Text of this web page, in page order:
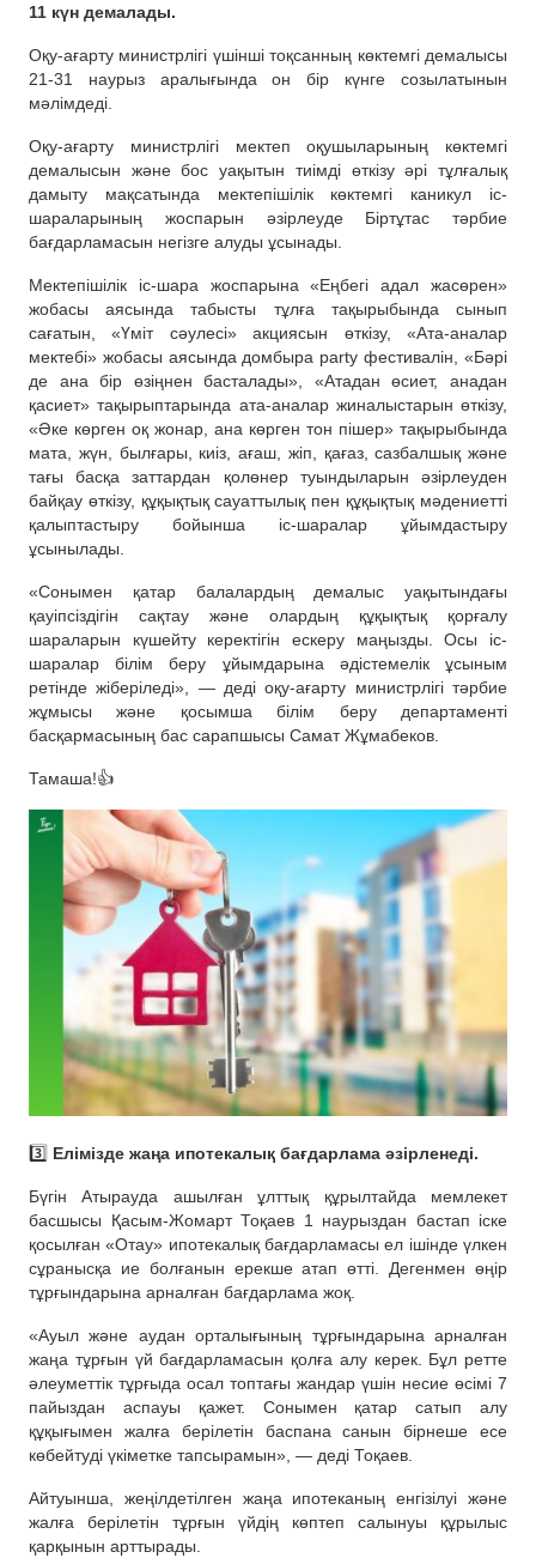
11 күн демалады.
Оқу-ағарту министрлігі үшінші тоқсанның көктемгі демалысы
21-31 наурыз аралығында он бір күнге созылатынын
мәлімдеді.
Оқу-ағарту министрлігі мектеп оқушыларының көктемгі
демалысын және бос уақытын тиімді өткізу әрі тұлғалық
дамыту мақсатында мектепішілік көктемгі каникул іс-
шараларының жоспарын әзірлеуде Біртұтас тәрбие
бағдарламасын негізге алуды ұсынады.
Мектепішілік іс-шара жоспарына «Еңбегі адал жасөрен»
жобасы аясында табысты тұлға тақырыбында сынып
сағатын, «Үміт сәулесі» акциясын өткізу, «Ата-аналар
мектебі» жобасы аясында домбыра party фестивалін, «Бәрі
де ана бір өзіңнен басталады», «Атадан өсиет, анадан
қасиет» тақырыптарында ата-аналар жиналыстарын өткізу,
«Әке көрген оқ жонар, ана көрген тон пішер» тақырыбында
мата, жүн, былғары, киіз, ағаш, жіп, қағаз, сазбалшық және
тағы басқа заттардан қолөнер туындыларын әзірлеуден
байқау өткізу, құқықтық сауаттылық пен құқықтық мәдениетті
қалыптастыру бойынша іс-шаралар ұйымдастыру
ұсынылады.
«Сонымен қатар балалардың демалыс уақытындағы
қауіпсіздігін сақтау және олардың құқықтық қорғалу
шараларын күшейту керектігін ескеру маңызды. Осы іс-
шаралар білім беру ұйымдарына әдістемелік ұсыным
ретінде жіберіледі», — деді оқу-ағарту министрлігі тәрбие
жұмысы және қосымша білім беру департаменті
басқармасының бас сарапшысы Самат Жұмабеков.
Тамаша!👍
3️⃣ Елімізде жаңа ипотекалық бағдарлама әзірленеді.
Бүгін Атырауда ашылған ұлттық құрылтайда мемлекет
басшысы Қасым-Жомарт Тоқаев 1 наурыздан бастап іске
қосылған «Отау» ипотекалық бағдарламасы ел ішінде үлкен
сұранысқа ие болғанын ерекше атап өтті. Дегенмен өңір
тұрғындарына арналған бағдарлама жоқ.
«Ауыл және аудан орталығының тұрғындарына арналған
жаңа тұрғын үй бағдарламасын қолға алу керек. Бұл ретте
әлеуметтік тұрғыда осал топтағы жандар үшін несие өсімі 7
пайыздан аспауы қажет. Сонымен қатар сатып алу
құқығымен жалға берілетін баспана санын бірнеше есе
көбейтуді үкіметке тапсырамын», — деді Тоқаев.
Айтуынша, жеңілдетілген жаңа ипотеканың енгізілуі және
жалға берілетін тұрғын үйдің көптеп салынуы құрылыс
қарқынын арттырады.